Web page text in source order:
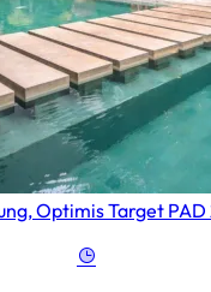
Optimis Target